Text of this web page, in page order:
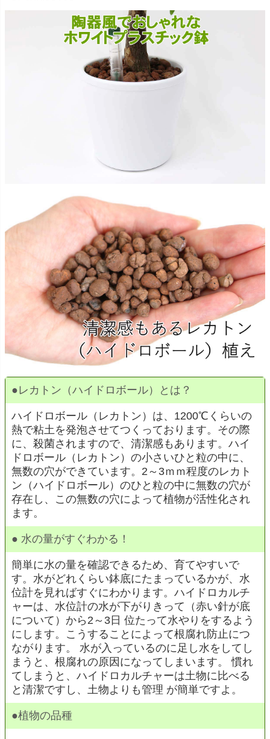
●レカトン（ハイドロボール）とは？
ハイドロボール（レカトン）は、1200℃くらいの
熱で粘土を発泡させてつくっております。その際
に、殺菌されますので、清潔感もあります。ハイ
ドロボール（レカトン）の小さいひと粒の中に、
無数の穴ができています。2～3ｍｍ程度のレカト
ン（ハイドロボール）のひと粒の中に無数の穴が
存在し、この無数の穴によって植物が活性化され
ます。
● 水の量がすぐわかる！
簡単に水の量を確認できるため、育てやすいで
す。水がどれくらい鉢底にたまっているかが、水
位計を見ればすぐにわかります。ハイドロカルチ
ャーは、水位計の水が下がりきって（赤い針が底
について）から2～3日 位たって水やりをするよう
にします。こうすることによって根腐れ防止につ
ながります。 水が入っているのに足し水をしてし
まうと、根腐れの原因になってしまいます。 慣れ
てしまうと、ハイドロカルチャーは土物に比べる
と清潔ですし、土物よりも管理 が簡単ですよ。
●植物の品種